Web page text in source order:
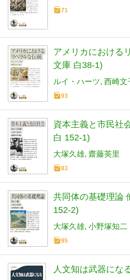
71
アメリカにおける
文庫 白38-1)
ルイ・ハーツ 西崎文
93
資本主義と市民社
白 152-1)
大塚久雄 齋藤英里
83
共同体の基礎理論
152-2)
大塚久雄 小野塚知二
95
人文知は武器にな